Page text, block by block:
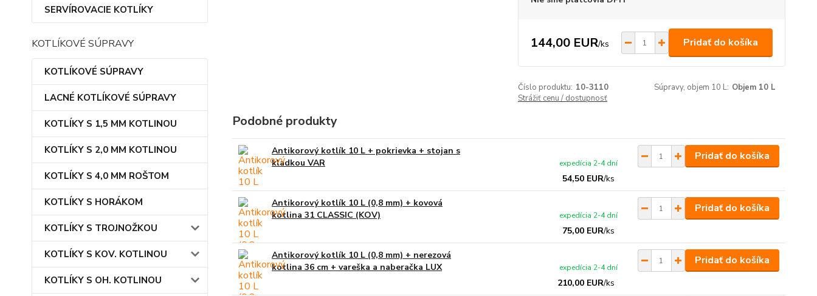
SERVÍROVACIE KOTLÍKY
KOTLÍKOVÉ SÚPRAVY
KOTLÍKOVÉ SÚPRAVY
LACNÉ KOTLÍKOVÉ SÚPRAVY
KOTLÍKY S 1,5 MM KOTLINOU
KOTLÍKY S 2,0 MM KOTLINOU
KOTLÍKY S 4,0 MM ROŠTOM
KOTLÍKY S HORÁKOM
KOTLÍKY S TROJNOŽKOU
KOTLÍKY S KOV. KOTLINOU
KOTLÍKY S OH. KOTLINOU
144,00 EUR/ks Pridať do košíka
Číslo produktu: 10-3110 Súpravy, objem 10 L: Objem 10 L
Strážiť cenu / dostupnosť
Podobné produkty
Antikorový kotlík 10 L + pokrievka + stojan s
kladkou VAR
54,50 EUR/ks
expedícia 2-4 dní
Pridať do košíka
Antikorový kotlík 10 L (0,8 mm) + kovová
kotlina 31 CLASSIC (KOV)
75,00 EUR/ks
expedícia 2-4 dní
Pridať do košíka
Antikorový kotlík 10 L (0,8 mm) + nerezová
kotlina 36 cm + vareška a naberačka LUX
210,00 EUR/ks
expedícia 2-4 dní
Pridať do košíka